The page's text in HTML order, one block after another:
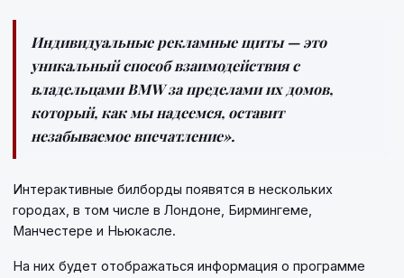
Индивидуальные рекламные щиты — это
уникальный способ взаимодействия с
владельцами BMW за пределами их домов,
который, как мы надеемся, оставит
незабываемое впечатление».
Интерактивные билборды появятся в нескольких
городах, в том числе в Лондоне, Бирмингеме,
Манчестере и Ньюкасле.
На них будет отображаться информация о программе